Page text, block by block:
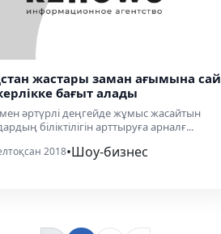
жастары заман ағымына сай
бағыт алады
әртүрлі деңгейде жұмыс жасайтын
біліктілігін арттыруға арналғ...
2018•Шоу-бизнес